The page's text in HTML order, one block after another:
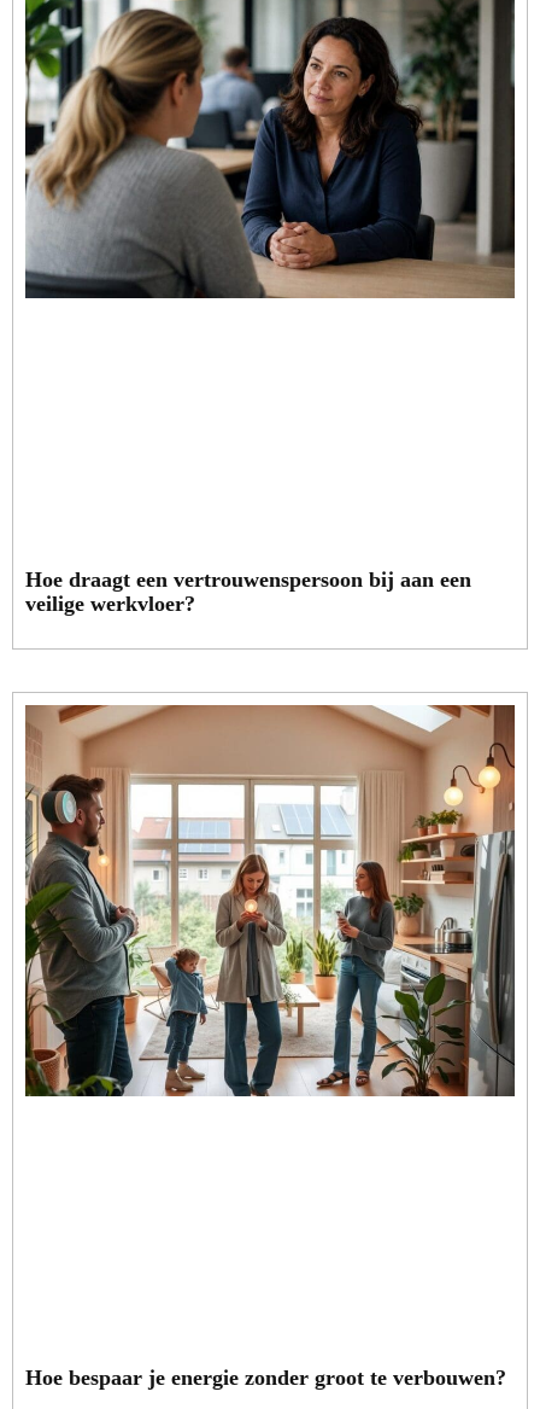
Hoe draagt een vertrouwenspersoon bij aan een
veilige werkvloer?
Hoe bespaar je energie zonder groot te verbouwen?